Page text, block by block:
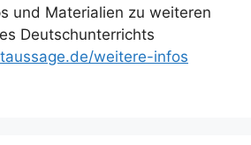
und Materialien zu weiteren
Deutschunterrichts
weitere-infos